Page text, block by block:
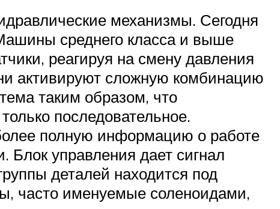
механизмы. Сегодня
среднего класса и выше
реагируя на смену давления
активируют сложную комбинацию
таким образом, что
последовательное.
полную информацию о работе
управления дает сигнал
деталей находится под
часто именуемые соленоидами,